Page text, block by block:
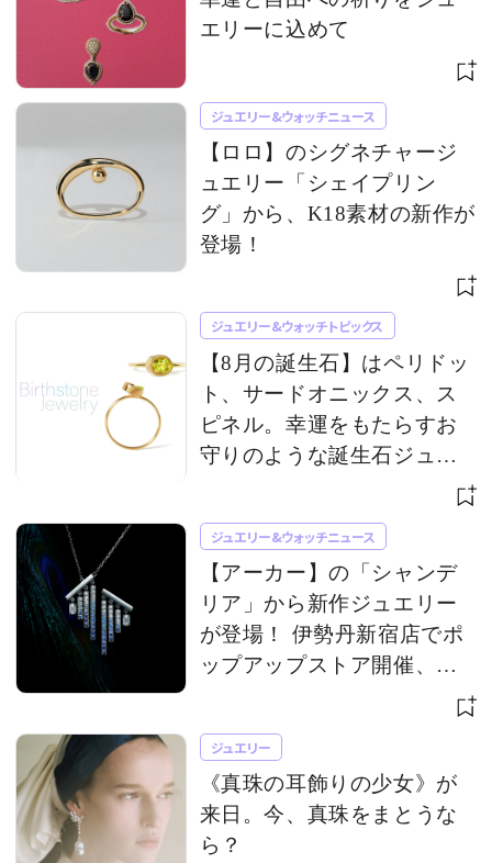
エリーに込めて
ジュエリー&ウォッチニュース
【ロロ】のシグネチャージ
ュエリー「シェイプリン
グ」から、K18素材の新作が
登場！
ジュエリー&ウォッチトピックス
【8月の誕生石】はペリドッ
ト、サードオニックス、ス
ピネル。幸運をもたらすお
守りのような誕生石ジュエ
ジュエリー&ウォッチニュース
【アーカー】の「シャンデ
リア」から新作ジュエリー
が登場！ 伊勢丹新宿店でポ
ップアップストア開催、限
ジュエリー
《真珠の耳飾りの少女》が
来日。今、真珠をまとうな
ら？